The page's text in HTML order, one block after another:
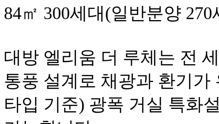
84㎡ 300세대(일반분양
대방 엘리움 더 루체는 전
통풍 설계로 채광과 환기가
타입 기준) 광폭 거실 특화